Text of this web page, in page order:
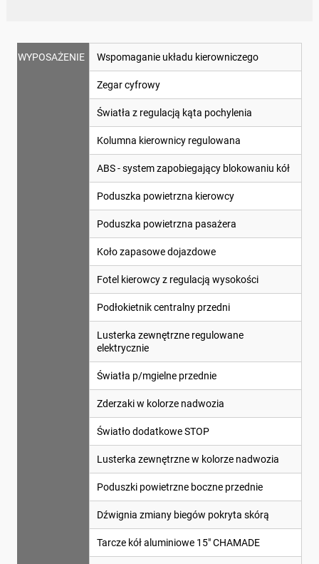
WYPOSAŻENIE Wspomaganie układu kierowniczego
Zegar cyfrowy
Światła z regulacją kąta pochylenia
Kolumna kierownicy regulowana
ABS - system zapobiegający blokowaniu kół
Poduszka powietrzna kierowcy
Poduszka powietrzna pasażera
Koło zapasowe dojazdowe
Fotel kierowcy z regulacją wysokości
Podłokietnik centralny przedni
Lusterka zewnętrzne regulowane
elektrycznie
Światła p/mgielne przednie
Zderzaki w kolorze nadwozia
Światło dodatkowe STOP
Lusterka zewnętrzne w kolorze nadwozia
Poduszki powietrzne boczne przednie
Dźwignia zmiany biegów pokryta skórą
Tarcze kół aluminiowe 15" CHAMADE